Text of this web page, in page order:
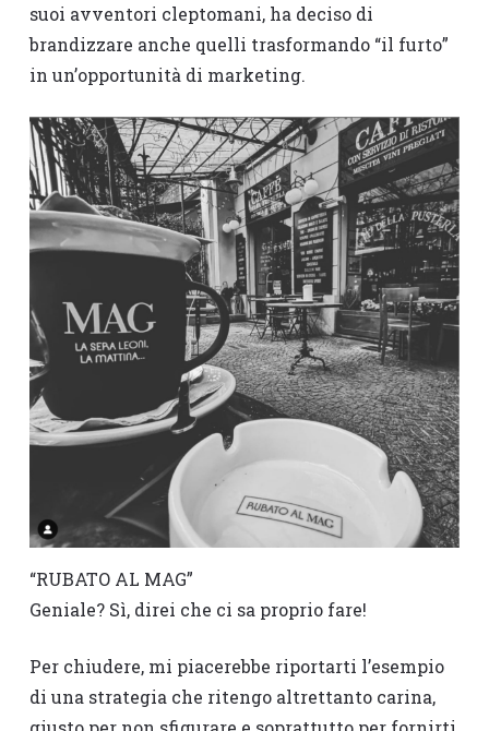
suoi avventori cleptomani, ha deciso di
brandizzare anche quelli trasformando “il furto”
in un’opportunità di marketing.
“RUBATO AL MAG”
Geniale? Sì, direi che ci sa proprio fare!
Per chiudere, mi piacerebbe riportarti l’esempio
di una strategia che ritengo altrettanto carina,